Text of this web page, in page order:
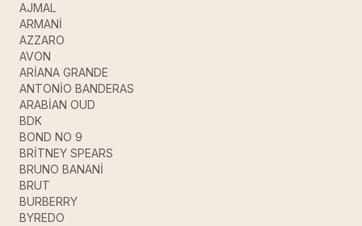
AJMAL
ARMANİ
AZZARO
AVON
ARİANA GRANDE
ANTONİO BANDERAS
ARABİAN OUD
BDK
BOND NO 9
BRİTNEY SPEARS
BRUNO BANANİ
BRUT
BURBERRY
BYREDO